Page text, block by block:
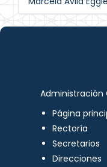
Administración
Página
Rectoría
Secretarios
Direcciones